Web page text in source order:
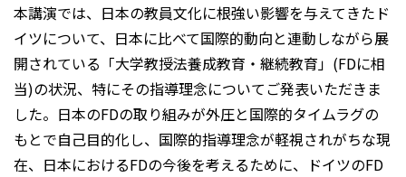
本講演では、日本の教員文化に根強い影響を与えてきたド
イツについて、日本に比べて国際的動向と連動しながら展
開されている「大学教授法養成教育・継続教育」(FDに相
当)の状況、特にその指導理念についてご発表いただきま
した。日本のFDの取り組みが外圧と国際的タイムラグの
もとで自己目的化し、国際的指導理念が軽視されがちな現
在、日本におけるFDの今後を考えるために、ドイツのFD